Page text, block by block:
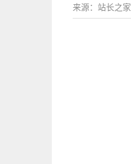
来源：站长之家